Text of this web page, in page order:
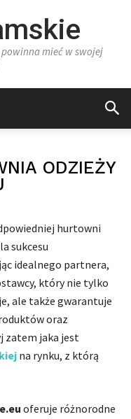
mieć w swojej
ODZIEŻY
hurtowni
sukcesu
idealnego partnera,
który nie tylko
ale także gwarantuje
oraz
zatem jaka jest
na rynku, z którą
oferuje różnorodne